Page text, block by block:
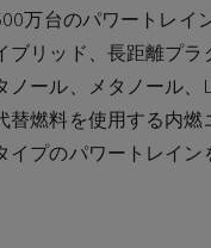
万台のパワートレイ
ブリッド、長距離プラ
ノール、メタノール、
替燃料を使用する内燃
イプのパワートレイン